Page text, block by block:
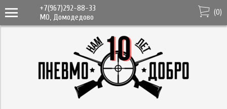
+7(967)292-88-33
МО, Домодедово
(0)